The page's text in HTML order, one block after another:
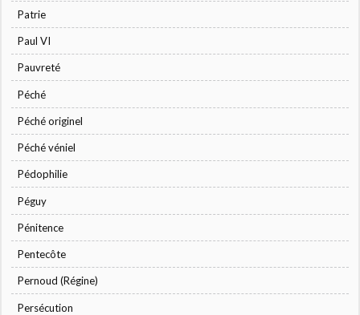
Patrie
Paul VI
Pauvreté
Péché
Péché originel
Péché véniel
Pédophilie
Péguy
Pénitence
Pentecôte
Pernoud (Régine)
Persécution